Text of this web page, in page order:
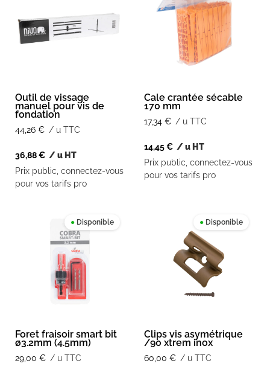
Outil de vissage
manuel pour vis de
fondation
44,26 € / u TTC
36,88€ / u HT
Prix public, connectez-vous
pour vos tarifs pro
Cale crantée sécable
170 mm
17,34 € / u TTC
14,45€ / u HT
Prix public, connectez-vous
pour vos tarifs pro
● Disponible
Foret fraisoir smart bit
ø3.2mm (4.5mm)
29,00 € / u TTC
● Disponible
Clips vis asymétrique
/90 xtrem inox
60,00 € / u TTC